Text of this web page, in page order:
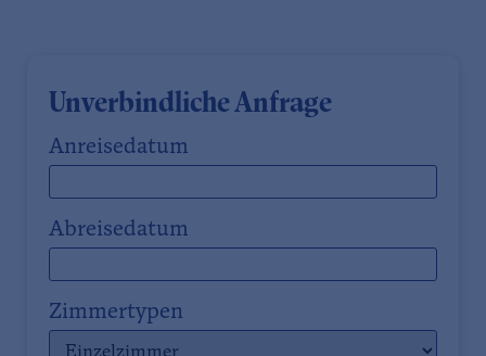
Unverbindliche Anfrage
Anreisedatum
Abreisedatum
Zimmertypen